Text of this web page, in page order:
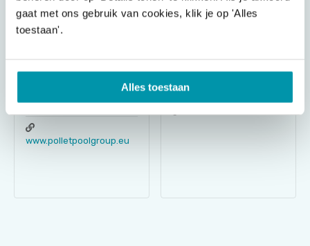
gaat met ons gebruik van cookies, klik je op 'Alles
toestaan'.
Alles toestaan
Textielstraat 13, 8790
Waregem
www.polletpoolgroup.eu
5465 TC Veghel